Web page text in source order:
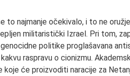
to najmanje očekivalo, i to ne
militaristički Izrael. Pri tom,
politike proglašavana
raspravu o cionizmu.
će proizvoditi naracije za